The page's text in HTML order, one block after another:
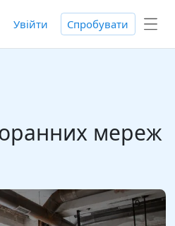
Увійти Спробувати
мереж